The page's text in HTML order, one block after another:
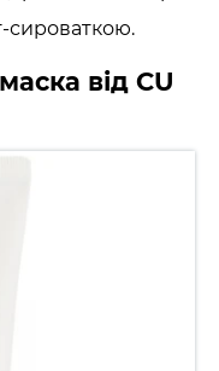
сироваткою.
від CU